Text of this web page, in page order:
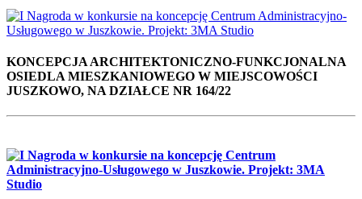
KONCEPCJA ARCHITEKTONICZNO-FUNKCJONALNA
OSIEDLA MIESZKANIOWEGO W MIEJSCOWOŚCI
JUSZKOWO, NA DZIAŁCE NR 164/22